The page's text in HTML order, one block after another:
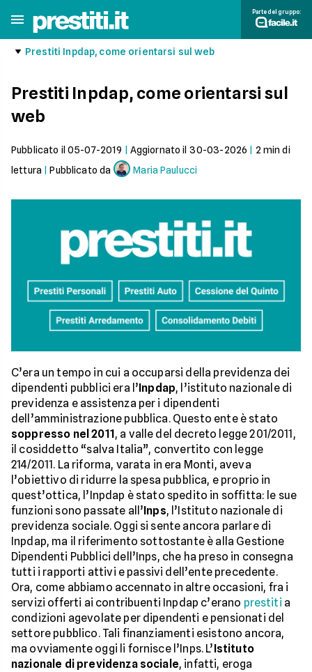
Parte del gruppo:
Prestiti Inpdap, come orientarsi sul web
Prestiti Inpdap, come orientarsi sul
web
Pubblicato il 05-07-2019 Aggiornato il 30-03-2026 2 min di
lettura |Pubblicato da Maria Paulucci
C’era un tempo in cui a occuparsi della previdenza dei
dipendenti pubblici era l’ Inpdap, l’istituto nazionale di
previdenza e assistenza per i dipendenti
dell’amministrazione pubblica. Questo ente è stato
soppresso nel 2011 , a valle del decreto legge 201/2011,
il cosiddetto “salva Italia”, convertito con legge
214/2011. La riforma, varata in era Monti, aveva
l’obiettivo di ridurre la spesa pubblica, e proprio in
quest’ottica, l’Inpdap è stato spedito in soffitta: le sue
funzioni sono passate all’ Inps, l’Istituto nazionale di
previdenza sociale. Oggi si sente ancora parlare di
Inpdap, ma il riferimento sottostante è alla Gestione
Dipendenti Pubblici dell’Inps, che ha preso in consegna
tutti i rapporti attivi e passivi dell’ente precedente.
Ora, come abbiamo accennato in altre occasioni, fra i
servizi offerti ai contribuenti Inpdap c’erano prestiti a
condizioni agevolate per dipendenti e pensionati del
settore pubblico. Tali finanziamenti esistono ancora,
ma ovviamente oggi li fornisce l’Inps. L’ Istituto
nazionale di previdenza sociale, infatti, eroga